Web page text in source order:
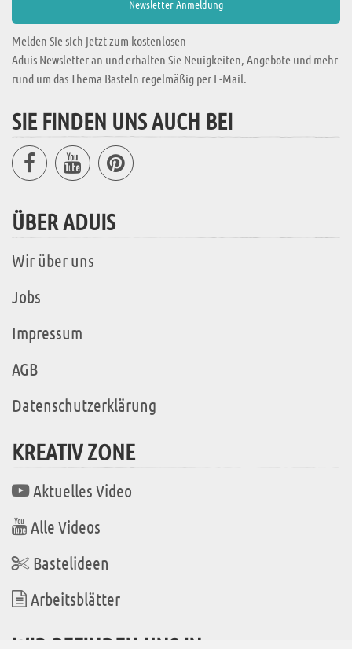
Melden Sie sich jetzt zum kostenlosen
Aduis Newsletter an und erhalten Sie Neuigkeiten, Angebote und mehr
rund um das Thema Basteln regelmäßig per E-Mail.
SIE FINDEN UNS AUCH BEI
ÜBER ADUIS
Wir über uns
Jobs
Impressum
AGB
Datenschutzerklärung
KREATIV ZONE
Aktuelles Video
Alle Videos
Bastelideen
Arbeitsblätter